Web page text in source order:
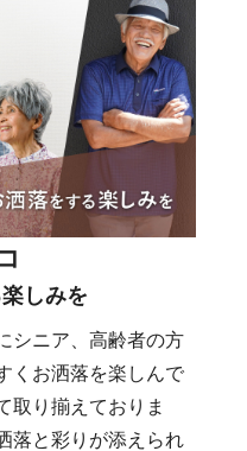
しみを
シニア、高齢者の方
くお洒落を楽しんで
取り揃えておりま
落と彩りが添えられ